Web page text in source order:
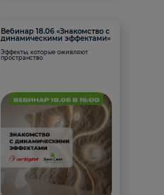
Вебинар 18.06 «Знакомство с
динамическими эффектами»
Эффекты, которые оживляют
пространство